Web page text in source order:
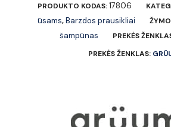
PRODUKTO KODAS:17806
ūsams,Barzdos prausikliai
šampūnas
PREKĖS
PREKĖS ŽENKLAS: